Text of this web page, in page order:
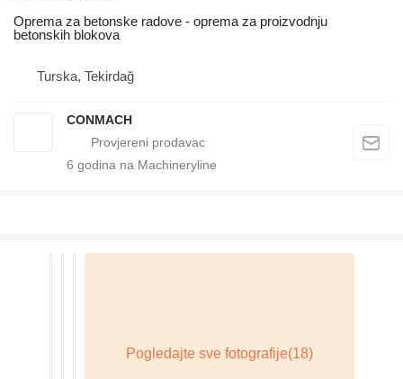
Oprema za betonske radove - oprema za proizvodnju
betonskih blokova
Turska, Tekirdağ
CONMACH
6 godina na Machineryline